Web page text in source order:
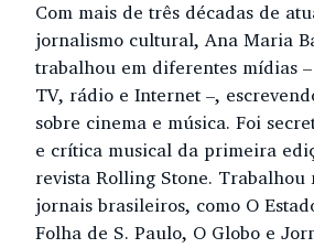
Com mais de três décadas de
jornalismo cultural, Ana Maria
trabalhou em diferentes mídias
TV, rádio e Internet –,
sobre cinema e música. Foi
e crítica musical da primeira
revista Rolling Stone. Trabalhou
jornais brasileiros, como O
Folha de S. Paulo, O Globo e